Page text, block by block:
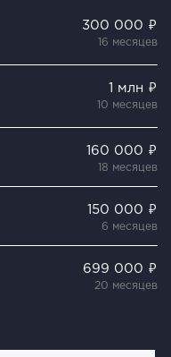
300 000 ₽
16 месяцев
1 млн ₽
10 месяцев
160 000 ₽
18 месяцев
150 000 ₽
6 месяцев
699 000 ₽
20 месяцев